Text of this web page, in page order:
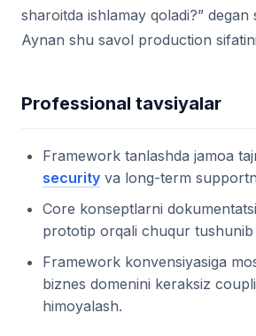
sharoitda ishlamay qoladi?” degan
Aynan shu savol production
Professional tavsiyalar
Framework tanlashda jamoa
security va long-term
Core konseptlarni
prototip orqali chuqur tushunib
Framework konvensiyasiga
biznes domenini keraksiz
himoyalash.